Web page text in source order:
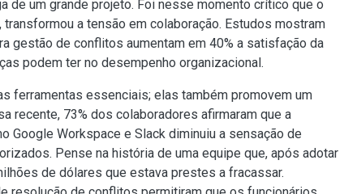
de um grande projeto. Foi nesse momento crítico que o
a tensão em colaboração. Estudos mostram
gestão de conflitos aumentam em 40% a satisfação da
podem ter no desempenho organizacional.
ferramentas essenciais; elas também promovem um
recente, 73% dos colaboradores afirmaram que a
Workspace e Slack diminuiu a sensação de
Pense na história de uma equipe que, após adotar
de dólares que estava prestes a fracassar.